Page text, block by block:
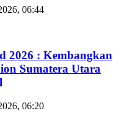
06:44
2026 : Kembangkan
Sumatera Utara
06:20